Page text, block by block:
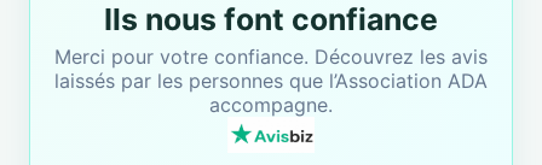
Ils nous font confiance
Merci pour votre confiance. Découvrez les avis
laissés par les personnes que l’Association ADA
accompagne.